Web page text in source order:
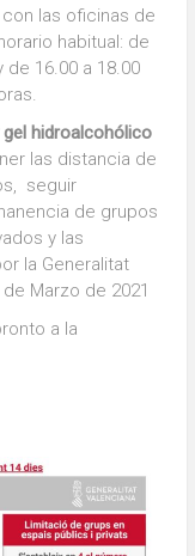
las oficinas de
habitual: de
de 16.00 a 18.00
hidroalcohólico
las distancia de
seguir
de grupos
y las
la Generalitat
Marzo de 2021
a la